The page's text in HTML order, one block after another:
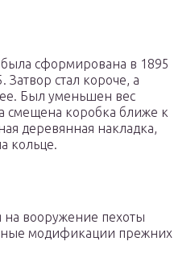
сформирована в 1895
стал короче, а
Был уменьшен вес
смещена коробка ближе к
деревянная накладка,
кольце.
вооружение пехоты
модификации прежних